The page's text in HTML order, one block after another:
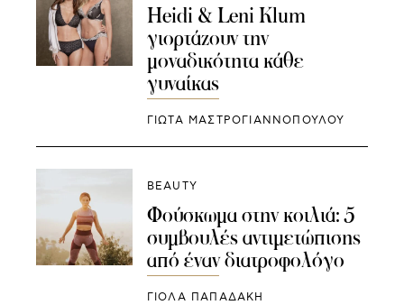
Heidi & Leni Klum
γιορτάζουν την
μοναδικότητα κάθε
γυναίκας
ΓΙΩΤΑ ΜΑΣΤΡΟΓΙΑΝΝΟΠΟΥΛΟΥ
BEAUTY
Φούσκωμα στην κοιλιά: 5
συμβουλές αντιμετώπισης
από έναν διατροφολόγο
ΓΙΌΛΑ ΠΑΠΑΔΆΚΗ